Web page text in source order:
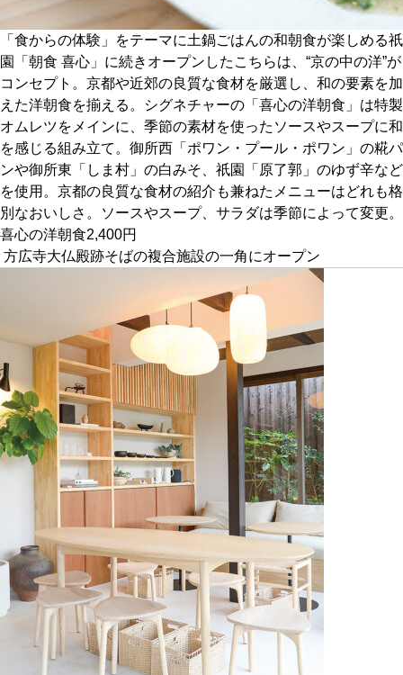
MAIN MENU
SERIES
カレーが好き
京都おやつクラブ
私と店のはなし
京都の書店
CULTURE
関西で開催。
おすすめの展覧会
おすすめの映画
誠光社で選びました。
「食からの体験」をテーマに土鍋ごはんの和朝食が楽しめる祇
園「朝食 喜心」に続きオープンしたこちらは、“京の中の洋”が
コンセプト。京都や近郊の良質な食材を厳選し、和の要素を加
えた洋朝食を揃える。シグネチャーの「喜心の洋朝食」は特製
オムレツをメインに、季節の素材を使ったソースやスープに和
を感じる組み立て。御所西「ポワン・プール・ポワン」の糀パ
ンや御所東「しま村」の白みそ、祇園「原了郭」のゆず辛など
を使用。京都の良質な食材の紹介も兼ねたメニューはどれも格
別なおいしさ。ソースやスープ、サラダは季節によって変更。
喜心の洋朝食2,400円
方広寺大仏殿跡そばの複合施設の一角にオープン